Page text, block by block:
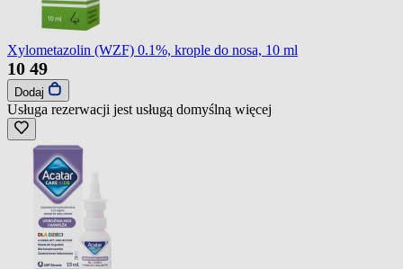
Xylometazolin (WZF) 0.1%, krople do nosa, 10 ml
10 49
Dodaj
Usługa rezerwacji jest usługą domyślną więcej